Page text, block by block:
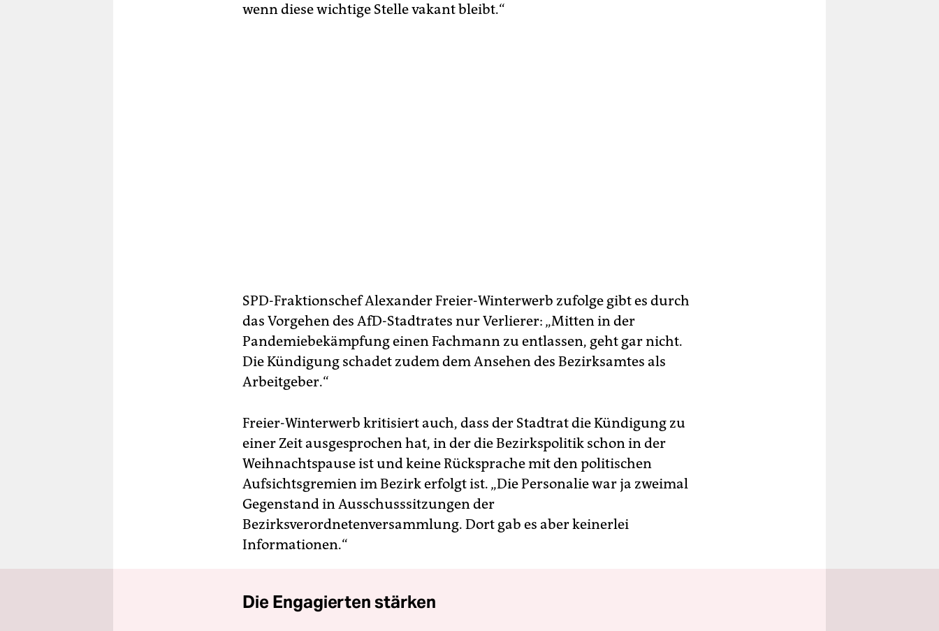
wenn diese wichtige Stelle vakant bleibt.“
SPD-Fraktionschef Alexander Freier-Winterwerb zufolge gibt es durch
das Vorgehen des AfD-Stadtrates nur Verlierer: „Mitten in der
Pandemiebekämpfung einen Fachmann zu entlassen, geht gar nicht.
Die Kündigung schadet zudem dem Ansehen des Bezirksamtes als
Arbeitgeber.“
Freier-Winterwerb kritisiert auch, dass der Stadtrat die Kündigung zu
einer Zeit ausgesprochen hat, in der die Bezirkspolitik schon in der
Weihnachtspause ist und keine Rücksprache mit den politischen
Aufsichtsgremien im Bezirk erfolgt ist. „Die Personalie war ja zweimal
Gegenstand in Ausschusssitzungen der
Bezirksverordnetenversammlung. Dort gab es aber keinerlei
Informationen.“
Die Engagierten stärken